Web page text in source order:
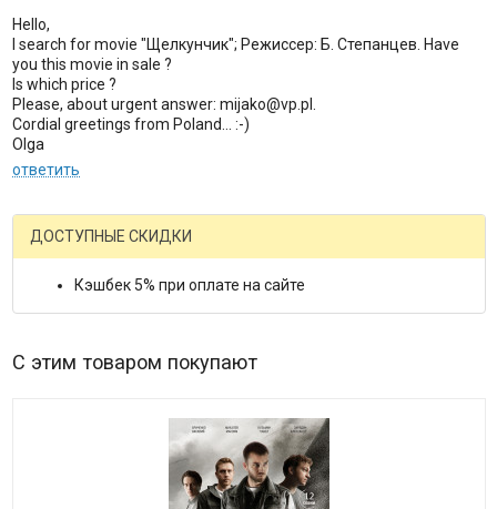
Hello,
I search for movie "Щелкунчик"; Режиссер: Б. Степанцев. Have
you this movie in sale ?
Is which price ?
Please, about urgent answer: mijako@vp.pl.
Cordial greetings from Poland... :-)
Olga
ответить
ДОСТУПНЫЕ СКИДКИ
Кэшбек 5% при оплате на сайте
С этим товаром покупают